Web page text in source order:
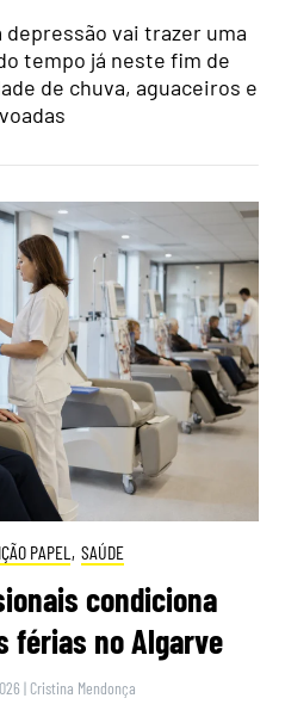
depressão vai trazer uma
tempo já neste fim de
de chuva, aguaceiros e
PAPEL , SAÚDE
condiciona
férias no Algarve
| Cristina Mendonça